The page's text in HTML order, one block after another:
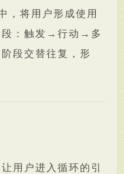
，将用户形成使用
段：触发→行动→多
段交替往复，形
用户进入循环的引